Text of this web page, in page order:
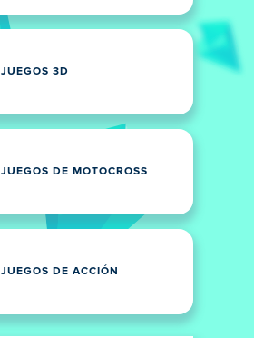
JUEGOS 3D
JUEGOS DE MOTOCROSS
JUEGOS DE ACCIÓN